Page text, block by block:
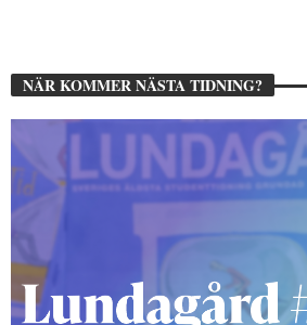
NÄR KOMMER NÄSTA TIDNING?